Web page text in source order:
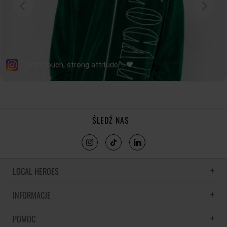
ŚLEDŹ NAS
LOCAL HEROES
LH MEMORIES
INFORMACJE
POLITYKA PRYWATNOŚCI
POMOC